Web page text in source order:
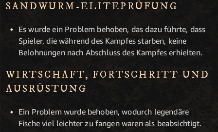
SANDWURM-ELITEPRÜFUNG
Es wurde ein Problem behoben, das dazu führte, dass
Spieler, die während des Kampfes starben, keine
Belohnungen nach Abschluss des Kampfes erhielten.
WIRTSCHAFT, FORTSCHRITT UND
AUSRÜSTUNG
Ein Problem wurde behoben, wodurch legendäre
Fische viel leichter zu fangen waren als beabsichtigt.